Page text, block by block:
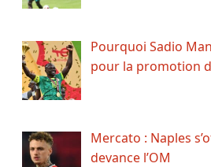
Pourquoi Sadio
pour la promotion
Mercato : Naples
devance l’OM